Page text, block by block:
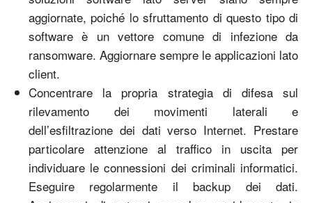
aggiornate, poiché lo sfruttamento di questo tipo di
software è un vettore comune di infezione da
ransomware. Aggiornare sempre le applicazioni lato
client.
Concentrare la propria strategia di difesa sul
rilevamento dei movimenti laterali e
dell’esfiltrazione dei dati verso Internet. Prestare
particolare attenzione al traffico in uscita per
individuare le connessioni dei criminali informatici.
Eseguire regolarmente il backup dei dati.